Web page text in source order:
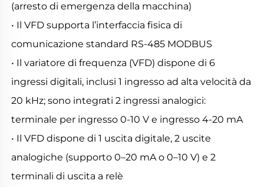
(arresto di emergenza della macchina)
• Il VFD supporta l’interfaccia fisica di
comunicazione standard RS-485 MODBUS
• Il variatore di frequenza (VFD) dispone di 6
ingressi digitali, inclusi 1 ingresso ad alta velocità da
20 kHz; sono integrati 2 ingressi analogici:
terminale per ingresso 0-10 V e ingresso 4-20 mA
• Il VFD dispone di 1 uscita digitale, 2 uscite
analogiche (supporto 0–20 mA o 0–10 V) e 2
terminali di uscita a relè